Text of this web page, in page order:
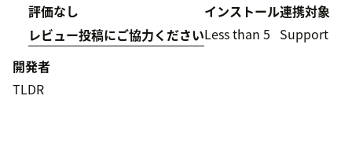
評価なし
レビュー投稿にご協力ください
インストール
Less than 5
連携対象
Support
開発者
TLDR